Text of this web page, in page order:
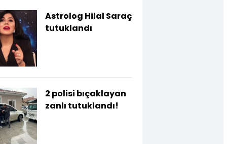
Astrolog Hilal Saraç
tutuklandı
2 polisi bıçaklayan
zanlı tutuklandı!